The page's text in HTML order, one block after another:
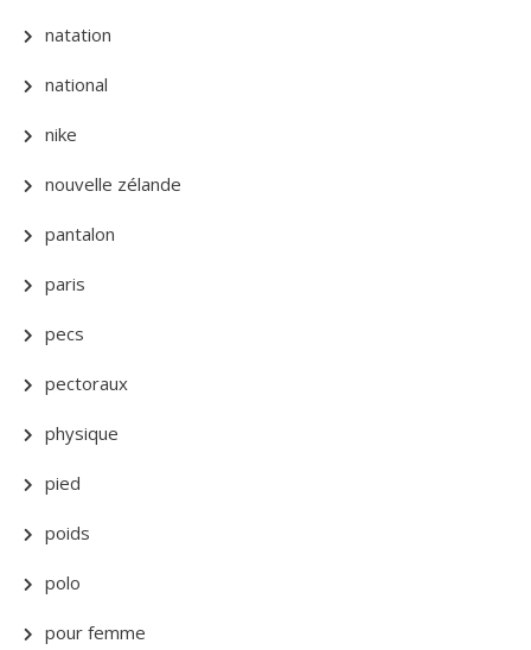
natation
national
nike
nouvelle zélande
pantalon
paris
pecs
pectoraux
physique
pied
poids
polo
pour femme